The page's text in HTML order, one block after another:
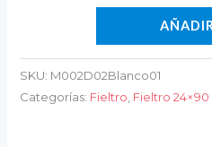
SKU: M002D02Blanco01
Categorías: Fieltro, Fieltro 24×90